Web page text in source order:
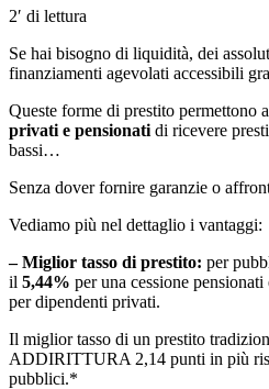
2′ di lettura
Se hai bisogno di liquidità, dei
finanziamenti agevolati accessibili
Queste forme di prestito permettono a
privati e pensionati di ricevere
bassi…
Senza dover fornire garanzie o
Vediamo più nel dettaglio i vantaggi:
– Miglior tasso di prestito: per
il 5,44% per una cessione pensionati
per dipendenti privati.
Il miglior tasso di un prestito
ADDIRITTURA 2,14 punti in più
pubblici.*